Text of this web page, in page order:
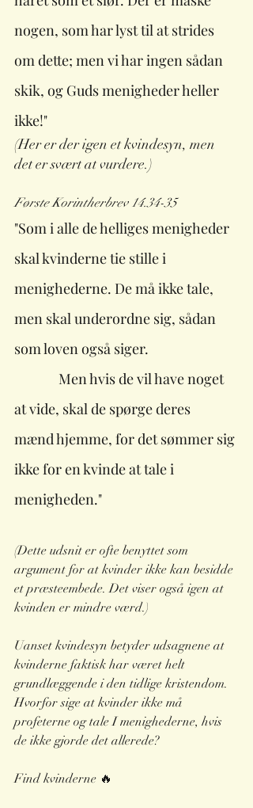
nogen, som har lyst til at strides
om dette; men vi har ingen sådan
skik, og Guds menigheder heller
ikke!"
(Her er der igen et kvindesyn, men
det er svært at vurdere.)
Første Korintherbrev 14.34-35
"Som i alle de helliges menigheder
skal kvinderne tie stille i
menighederne. De må ikke tale,
men skal underordne sig, sådan
som loven også siger.
              Men hvis de vil have noget
at vide, skal de spørge deres
mænd hjemme, for det sømmer sig
ikke for en kvinde at tale i
menigheden."
(Dette udsnit er ofte benyttet som
argument for at kvinder ikke kan besidde
et præsteembede. Det viser også igen at
kvinden er mindre værd.)
Uanset kvindesyn betyder udsagnene at
kvinderne faktisk har været helt
grundlæggende i den tidlige kristendom.
Hvorfor sige at kvinder ikke må
profeterne og tale I menighederne, hvis
de ikke gjorde det allerede?
Find kvinderne 🔥